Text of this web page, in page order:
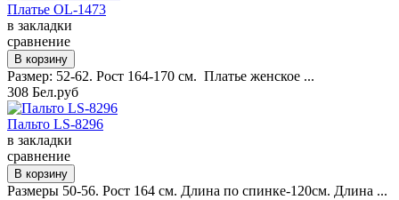
Платье OL-1473
в закладки
сравнение
Размер: 52-62. Рост 164-170 см. Платье женское ...
308 Бел.руб
Пальто LS-8296
в закладки
сравнение
Размеры 50-56. Рост 164 см. Длина по спинке-120см. Длина ...